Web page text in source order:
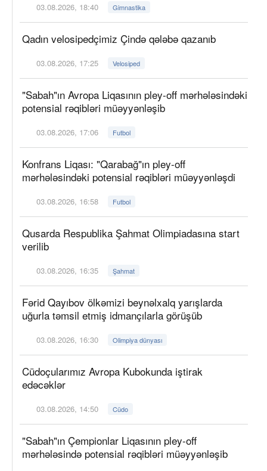
03.08.2026, 18:40 Gimnastika
Qadın velosipedçimiz Çində qələbə qazanıb
03.08.2026, 17:25 Velosiped
"Sabah"ın Avropa Liqasının pley-off mərhələsindəki
potensial rəqibləri müəyyənləşib
03.08.2026, 17:06 Futbol
Konfrans Liqası: "Qarabağ"ın pley-off
mərhələsindəki potensial rəqibləri müəyyənləşdi
03.08.2026, 16:58 Futbol
Qusarda Respublika Şahmat Olimpiadasına start
verilib
03.08.2026, 16:35 Şahmat
Fərid Qayıbov ölkəmizi beynəlxalq yarışlarda
uğurla təmsil etmiş idmançılarla görüşüb
03.08.2026, 16:30 Olimpiya dünyası
Cüdoçularımız Avropa Kubokunda iştirak
edəcəklər
03.08.2026, 14:50 Cüdo
"Sabah"ın Çempionlar Liqasının pley-off
mərhələsində potensial rəqibləri müəyyənləşib